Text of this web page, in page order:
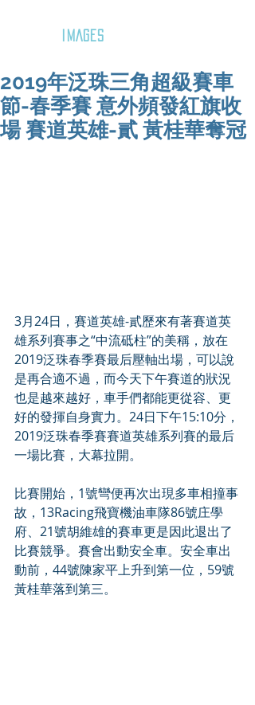
IMAGES
2019年泛珠三角超級賽車
節-春季賽 意外頻發紅旗收
場 賽道英雄-貳 黃桂華奪冠
3月24日，賽道英雄-貳歷來有著賽道英
雄系列賽事之“中流砥柱”的美稱，放在
2019泛珠春季賽最后壓軸出場，可以說
是再合適不過，而今天下午賽道的狀況
也是越來越好，車手們都能更從容、更
好的發揮自身實力。24日下午15:10分，
2019泛珠春季賽賽道英雄系列賽的最后
一場比賽，大幕拉開。
比賽開始，1號彎便再次出現多車相撞事
故，13Racing飛寶機油車隊86號庄學
府、21號胡維雄的賽車更是因此退出了
比賽競爭。賽會出動安全車。安全車出
動前，44號陳家平上升到第一位，59號
黃桂華落到第三。